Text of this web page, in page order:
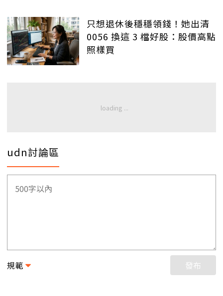
只想退休後穩穩領錢！她出清
0056 換這 3 檔好股：股價高點
照樣買
udn討論區
規範 發布